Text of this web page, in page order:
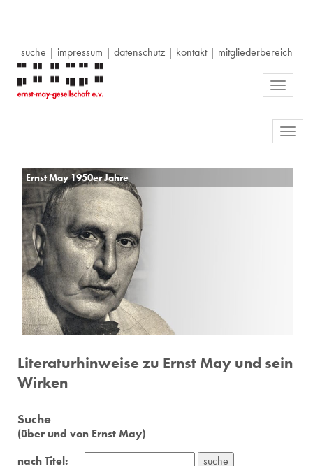
suche | impressum | datenschutz| kontakt| mitgliederbereich
Toggle
Ernst May 1950er Jahre
Literaturhinweise zu Ernst May und sein
Wirken
Suche
(über und von Ernst May)
nach Titel: